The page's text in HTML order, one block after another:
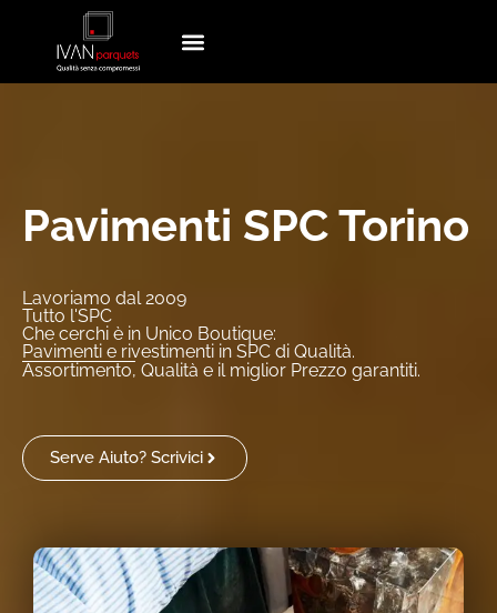
contenuto
Pavimenti SPC Torino
Lavoriamo dal 2009
Tutto l'SPC
Che cerchi è in Unico Boutique:
Pavimenti e rivestimenti in SPC di Qualità.
Assortimento, Qualità e il miglior Prezzo garantiti.
Serve Aiuto? Scrivici